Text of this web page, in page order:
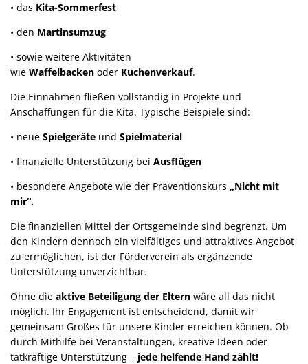
• das Kita-Sommerfest
• den Martinsumzug
• sowie weitere Aktivitäten
wie Waffelbacken oder Kuchenverkauf.
Die Einnahmen fließen vollständig in Projekte und
Anschaffungen für die Kita. Typische Beispiele sind:
• neue Spielgeräte und Spielmaterial
• finanzielle Unterstützung bei Ausflügen
• besondere Angebote wie der Präventionskurs „Nicht mit
mir“.
Die finanziellen Mittel der Ortsgemeinde sind begrenzt. Um
den Kindern dennoch ein vielfältiges und attraktives Angebot
zu ermöglichen, ist der Förderverein als ergänzende
Unterstützung unverzichtbar.
Ohne die aktive Beteiligung der Eltern wäre all das nicht
möglich. Ihr Engagement ist entscheidend, damit wir
gemeinsam Großes für unsere Kinder erreichen können. Ob
durch Mithilfe bei Veranstaltungen, kreative Ideen oder
tatkräftige Unterstützung – jede helfende Hand zählt!